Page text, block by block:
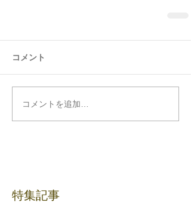
コメント
コメントを追加…
特集記事